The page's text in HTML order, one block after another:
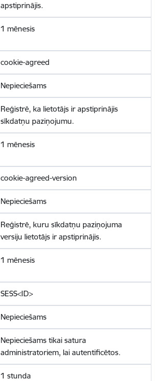
apstiprinājis.
1 mēnesis
cookie-agreed
Nepieciešams
Reģistrē, ka lietotājs ir apstiprinājis
sīkdatņu paziņojumu.
1 mēnesis
cookie-agreed-version
Nepieciešams
Reģistrē, kuru sīkdatņu paziņojuma
versiju lietotājs ir apstiprinājis.
1 mēnesis
SESS<ID>
Nepieciešams
Nepieciešams tikai satura
administratoriem, lai autentificētos.
1 stunda